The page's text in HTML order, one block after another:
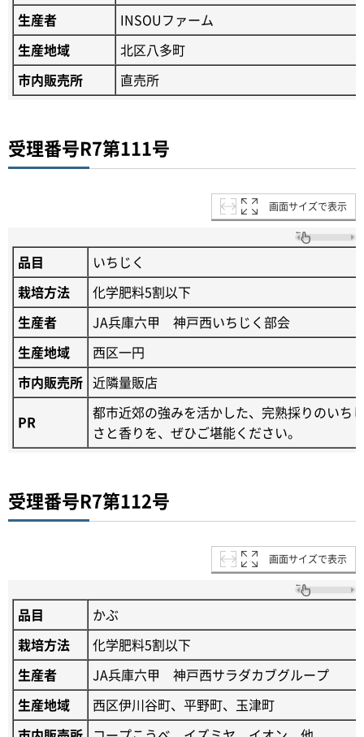
生産者
INSOUファーム
生産地域
北区八多町
市内販売所
直売所
受理番号R7第111号
画面サイズで表示
品目
いちじく
栽培方法
化学肥料5割以下
生産者
JA兵庫六甲 神戸西いちじく部会
生産地域
西区一円
市内販売所 近隣量販店
PR
都市近郊の強みを活かした、完熟採りのいち
さと香りを、ぜひご堪能ください。
受理番号R7第112号
画面サイズで表示
品目
かぶ
栽培方法
化学肥料5割以下
生産者
JA兵庫六甲 神戸西サラダカブグループ
生産地域
西区伊川谷町、平野町、玉津町